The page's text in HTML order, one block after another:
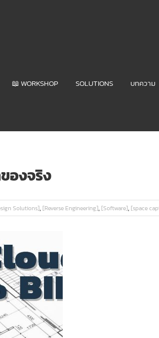
📖 WORKSHOP SOLUTIONS บทความ
องจริง
Solutions],[Reverse Engineering],[Software],[space